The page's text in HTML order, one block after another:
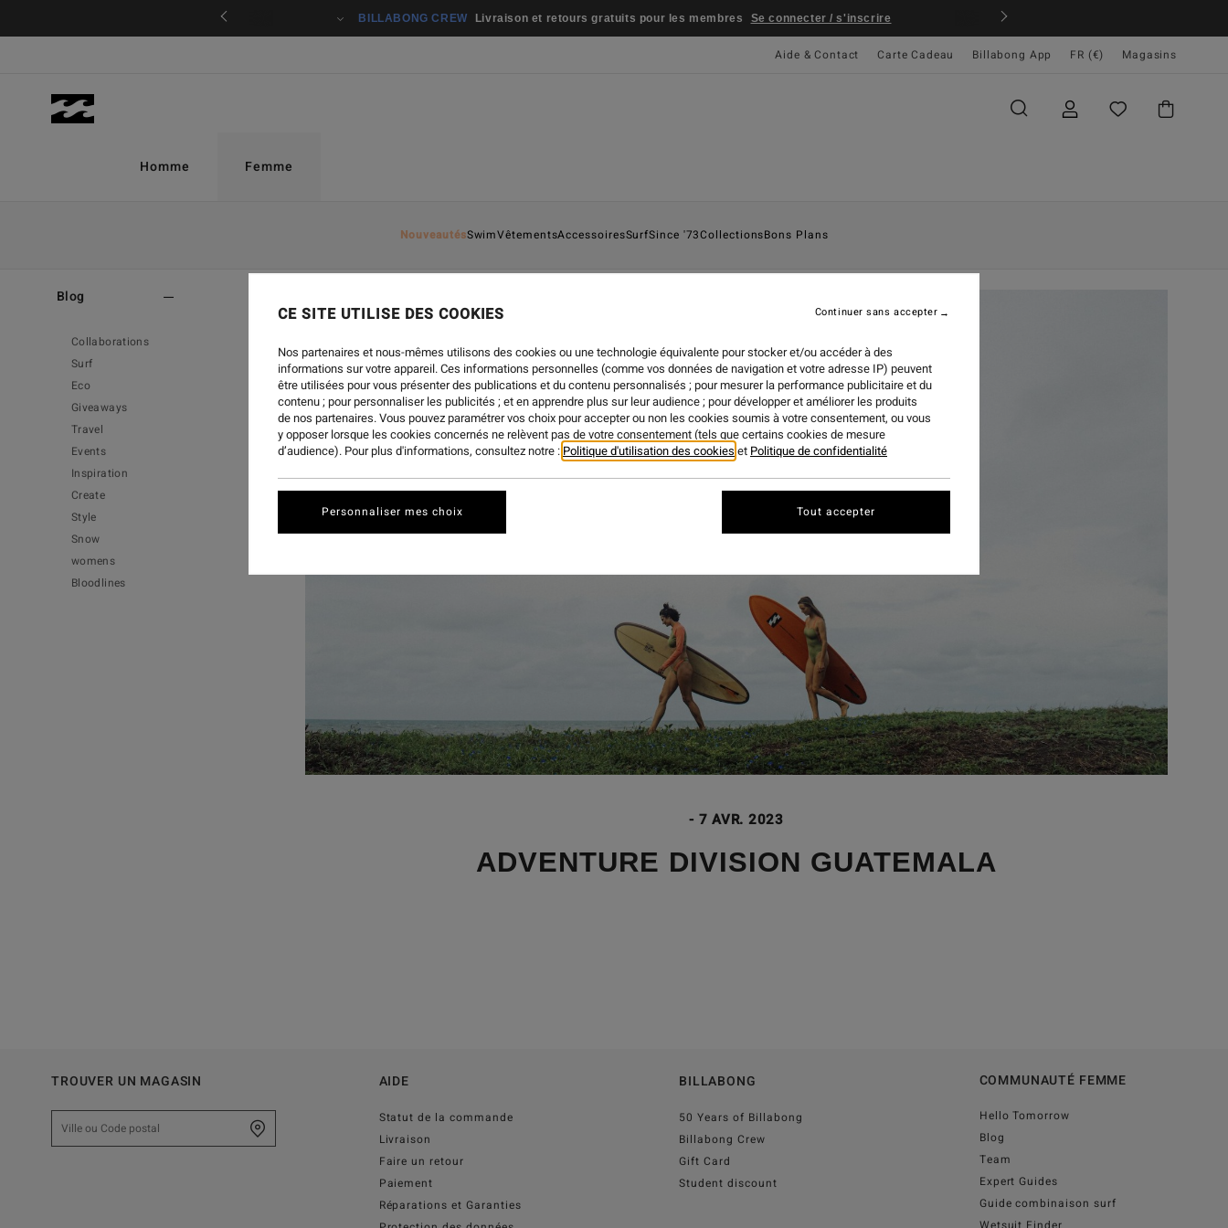
BILLABONG CREW Livraison et retours gratuits pour les membres Se connecter / s'inscrire
Aide & Contact Carte Cadeau Billabong App FR (€) Magasins
Homme Femme
NouveautésSwimVêtementsAccessoiresSurfSince '73CollectionsBons Plans
Blog
Collaborations
Surf
Eco
Giveaways
Travel
Events
Inspiration
Create
Style
Snow
womens
Bloodlines
- 7 AVR. 2023
ADVENTURE DIVISION GUATEMALA
TROUVER UN MAGASIN AIDE
Statut de la commande
Livraison
Faire un retour
Paiement
Réparations et Garanties
BILLABONG
50 Years of Billabong
Billabong Crew
Gift Card
Student discount
COMMUNAUTÉ FEMME
Hello Tomorrow
Blog
Team
Expert Guides
Guide combinaison surf
CE SITE UTILISE DES COOKIES
Nos partenaires et nous-mêmes utilisons des cookies ou une technologie équivalente pour stocker et/ou accéder à des
informations sur votre appareil. Ces informations personnelles (comme vos données de navigation et votre adresse IP) peuvent
être utilisées pour vous présenter des publications et du contenu personnalisés ; pour mesurer la performance publicitaire et du
contenu ; pour personnaliser les publicités ; et en apprendre plus sur leur audience ; pour développer et améliorer les produits
de nos partenaires. Vous pouvez paramétrer vos choix pour accepter ou non les cookies soumis à votre consentement, ou vous
y opposer lorsque les cookies concernés ne relèvent pas de votre consentement (tels que certains cookies de mesure
d’audience). Pour plus d'informations, consultez notre : Politique d'utilisation des cookies et Politique de confidentialité
Personnaliser mes choix
Continuer sans accepter
Tout accepter